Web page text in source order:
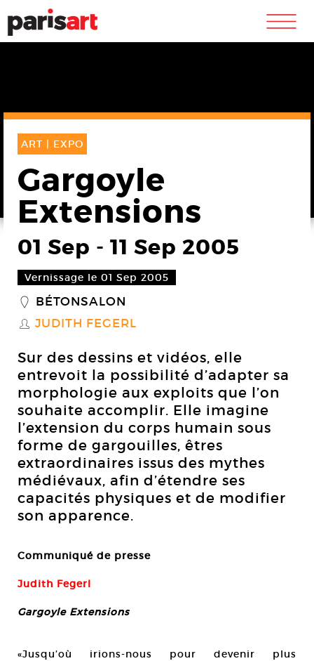
m
ART | EXPO
Gargoyle
Extensions
01 Sep - 11 Sep 2005
Vernissage le 01 Sep 2005
_ BÉTONSALON
S JUDITH FEGERL
Sur des dessins et vidéos, elle
entrevoit la possibilité d’adapter sa
morphologie aux exploits que l’on
souhaite accomplir. Elle imagine
l’extension du corps humain sous
forme de gargouilles, êtres
extraordinaires issus des mythes
médiévaux, afin d’étendre ses
capacités physiques et de modifier
son apparence.
Communiqué de presse
Judith Fegerl
Gargoyle Extensions
«Jusqu’où irions-nous pour devenir plus